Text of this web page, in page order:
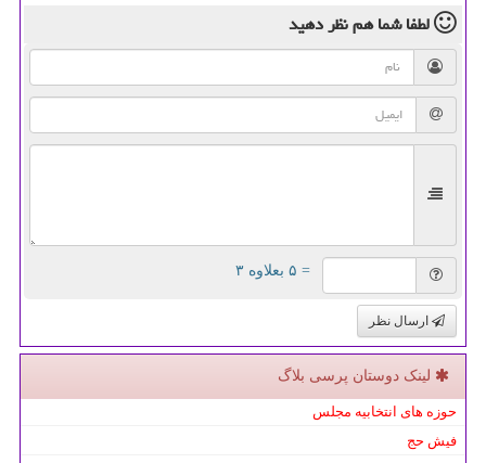
لطفا شما همنظر دهید
= ۵ بعلاوه ۳
ارسال نظر
لینک دوستان پرسی بلاگ
حوزه های انتخابیه مجلس
فیش حج